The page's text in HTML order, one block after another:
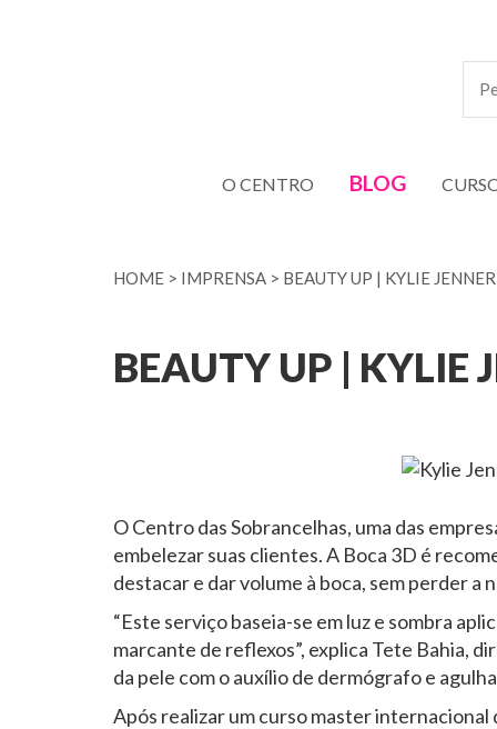
O CENTRO BLOG
HOME > IMPRENSA > BEAUTY UP | KYLIE
BEAUTY UP | KYLIE
O Centro das Sobrancelhas, uma das
embelezar suas clientes. A Boca 3D é
destacar e dar volume à boca, sem perder
“Este serviço baseia-se em luz e sombra
marcante de reflexos”, explica Tete Bahia,
da pele com o auxílio de dermógrafo e
Após realizar um curso master